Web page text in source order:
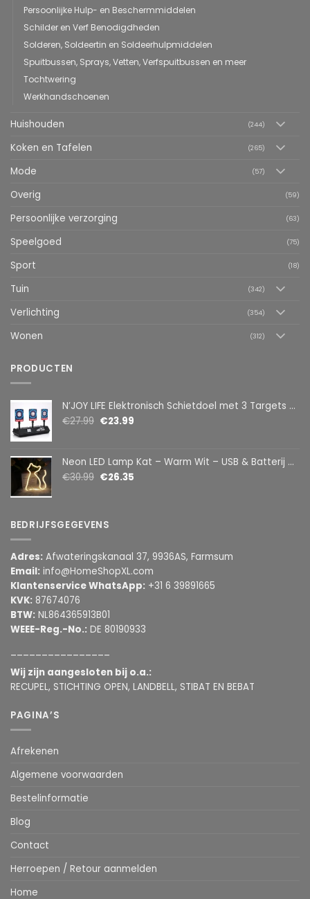
Persoonlijke Hulp- en Beschermmiddelen
Schilder en Verf Benodigdheden
Solderen, Soldeertin en Soldeerhulpmiddelen
Spuitbussen, Sprays, Vetten, Verfspuitbussen en meer
Tochtwering
Werkhandschoenen
Huishouden (244)
Koken en Tafelen (265)
Mode (57)
Overig (59)
Persoonlijke verzorging (63)
Speelgoed (75)
Sport (18)
Tuin (342)
Verlichting (354)
Wonen (312)
PRODUCTEN
N’JOY LIFE Elektronisch Schietdoel met 3 Targets – Automatische Reset – Digitaal Scorebord – voor Foam Darts
€27.99 €23.99
Neon LED Lamp Kat – Warm Wit – USB & Batterij – Decoratieve Tafellamp voor Kinderkamer – 28,5 x 24,5 cm
€30.99 €26.35
BEDRIJFSGEGEVENS
Adres: Afwateringskanaal 37, 9936AS, Farmsum
Email: info@HomeShopXL.com
Klantenservice WhatsApp: +31 6 39891665
KVK: 87674076
BTW: NL864365913B01
WEEE-Reg.-No.: DE 80190933
Wij zijn aangesloten bij o.a.:
RECUPEL, STICHTING OPEN, LANDBELL, STIBAT EN BEBAT
PAGINA’S
Afrekenen
Algemene voorwaarden
Bestelinformatie
Blog
Contact
Herroepen / Retour aanmelden
Home